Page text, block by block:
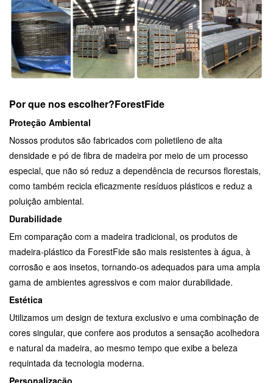
Por que nos escolher?ForestFide
Proteção Ambiental
Nossos produtos são fabricados com polietileno de alta
densidade e pó de fibra de madeira por meio de um processo
especial, que não só reduz a dependência de recursos florestais,
como também recicla eficazmente resíduos plásticos e reduz a
poluição ambiental.
Durabilidade
Em comparação com a madeira tradicional, os produtos de
madeira-plástico da ForestFide são mais resistentes à água, à
corrosão e aos insetos, tornando-os adequados para uma ampla
gama de ambientes agressivos e com maior durabilidade.
Estética
Utilizamos um design de textura exclusivo e uma combinação de
cores singular, que confere aos produtos a sensação acolhedora
e natural da madeira, ao mesmo tempo que exibe a beleza
requintada da tecnologia moderna.
Personalização